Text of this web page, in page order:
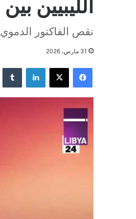
الليبيين
نقص الفاكتور الدموي
31 مارس، 2026
فيسبوك ‫X لينكدإن